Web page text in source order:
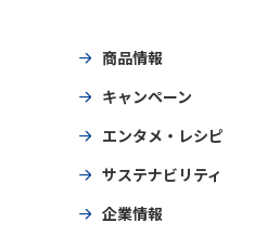
商品情報
キャンペーン
エンタメ・レシピ
サステナビリティ
企業情報